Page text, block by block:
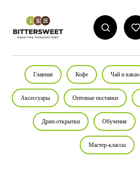
Главная Кофе Чай и какао
Аксессуары Оптовые поставки
Дрип-открытки Обучения
Мастер-классы